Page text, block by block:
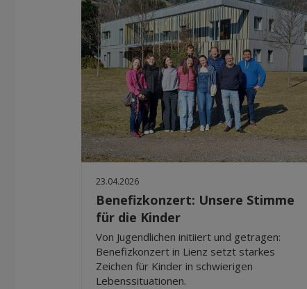
23.04.2026
Benefizkonzert: Unsere Stimme
für die Kinder
Von Jugendlichen initiiert und getragen:
Benefizkonzert in Lienz setzt starkes
Zeichen für Kinder in schwierigen
Lebenssituationen.